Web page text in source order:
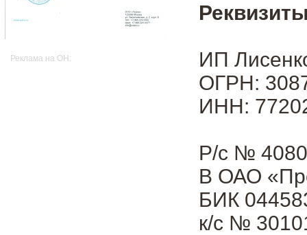
Реклама на OH:
ИП
ОГРН:
ИНН:
Р/с №
В ОАО
БИК
к/с №